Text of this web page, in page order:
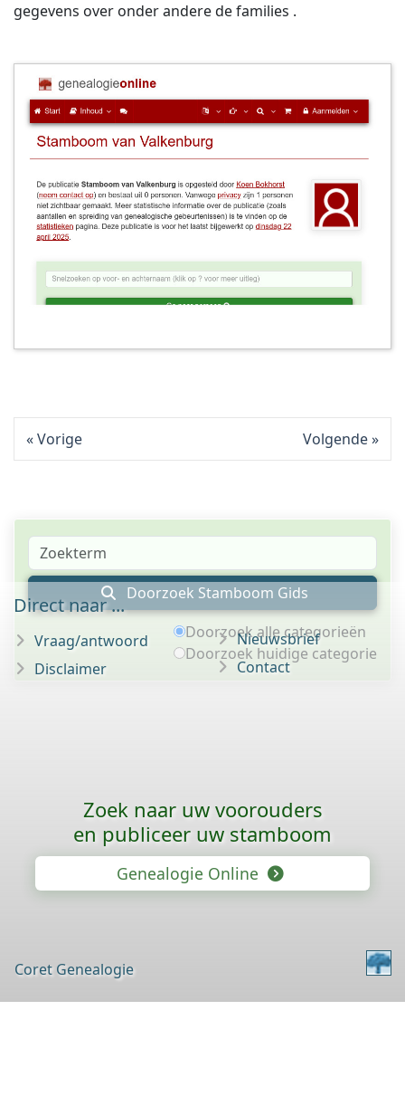
gegevens over onder andere de families .
Vorige Volgende
Doorzoek Stamboom Gids
Doorzoek alle categorieën
Doorzoek huidige categorie
Direct naar ...
Vraag/antwoord
Disclaimer
Nieuwsbrief
Contact
Zoek naar uw voorouders
en publiceer uw stamboom
Genealogie Online
Coret Genealogie